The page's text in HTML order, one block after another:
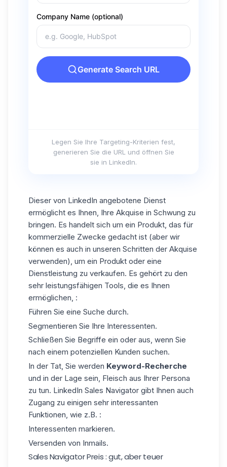
Legen Sie Ihre Targeting-Kriterien fest,
generieren Sie die URL und öffnen Sie
sie in LinkedIn.
Dieser von LinkedIn angebotene Dienst
ermöglicht es Ihnen, Ihre Akquise in Schwung zu
bringen. Es handelt sich um ein Produkt, das für
kommerzielle Zwecke gedacht ist (aber wir
können es auch in unseren Schritten der Akquise
verwenden), um ein Produkt oder eine
Dienstleistung zu verkaufen. Es gehört zu den
sehr leistungsfähigen Tools, die es Ihnen
ermöglichen, :
Führen Sie eine Suche durch.
Segmentieren Sie Ihre Interessenten.
Schließen Sie Begriffe ein oder aus, wenn Sie
nach einem potenziellen Kunden suchen.
In der Tat, Sie werden Keyword-Recherche
und in der Lage sein, Fleisch aus Ihrer Persona
zu tun. LinkedIn Sales Navigator gibt Ihnen auch
Zugang zu einigen sehr interessanten
Funktionen, wie z.B. :
Interessenten markieren.
Versenden von Inmails.
Sales Navigator Preis : gut, aber teuer